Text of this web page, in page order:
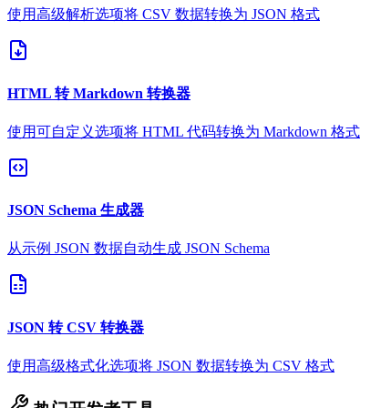
使用高级解析选项将 CSV 数据转换为 JSON 格式
HTML 转 Markdown 转换器
使用可自定义选项将 HTML 代码转换为 Markdown 格式
JSON Schema 生成器
从示例 JSON 数据自动生成 JSON Schema
JSON 转 CSV 转换器
使用高级格式化选项将 JSON 数据转换为 CSV 格式